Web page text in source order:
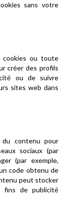
sans votre
cookies ou toute
créer des profils
ou de suivre
sites web dans
contenu pour
sociaux (par
(par exemple,
code obtenu de
peut stocker
fins de publicité